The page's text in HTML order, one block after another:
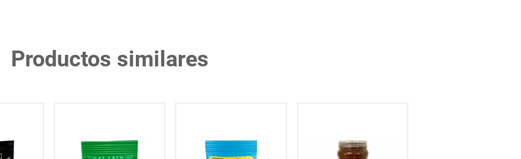
Productos similares